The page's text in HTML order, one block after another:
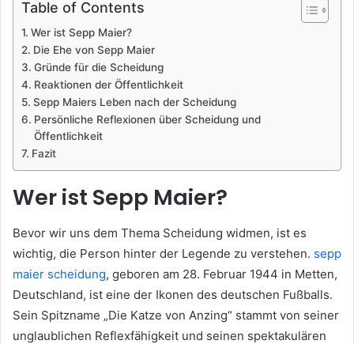
Table of Contents
Wer ist Sepp Maier?
Die Ehe von Sepp Maier
Gründe für die Scheidung
Reaktionen der Öffentlichkeit
Sepp Maiers Leben nach der Scheidung
Persönliche Reflexionen über Scheidung und
Öffentlichkeit
Fazit
Wer ist Sepp Maier?
Bevor wir uns dem Thema Scheidung widmen, ist es
wichtig, die Person hinter der Legende zu verstehen. sepp
maier scheidung, geboren am 28. Februar 1944 in Metten,
Deutschland, ist eine der Ikonen des deutschen Fußballs.
Sein Spitzname „Die Katze von Anzing“ stammt von seiner
unglaublichen Reflexfähigkeit und seinen spektakulären